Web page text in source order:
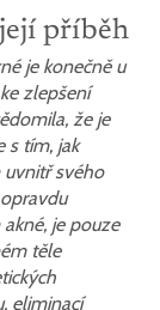
příběh
je konečně u
zlepšení
že je
s tím, jak
uvnitř svého
je pouze
těle
eliminací